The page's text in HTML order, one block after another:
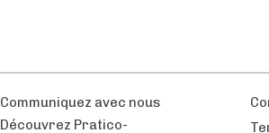
Communiquez avec nous
Découvrez Pratico-